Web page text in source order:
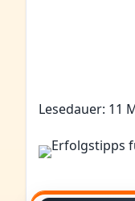
Lesedauer: 11